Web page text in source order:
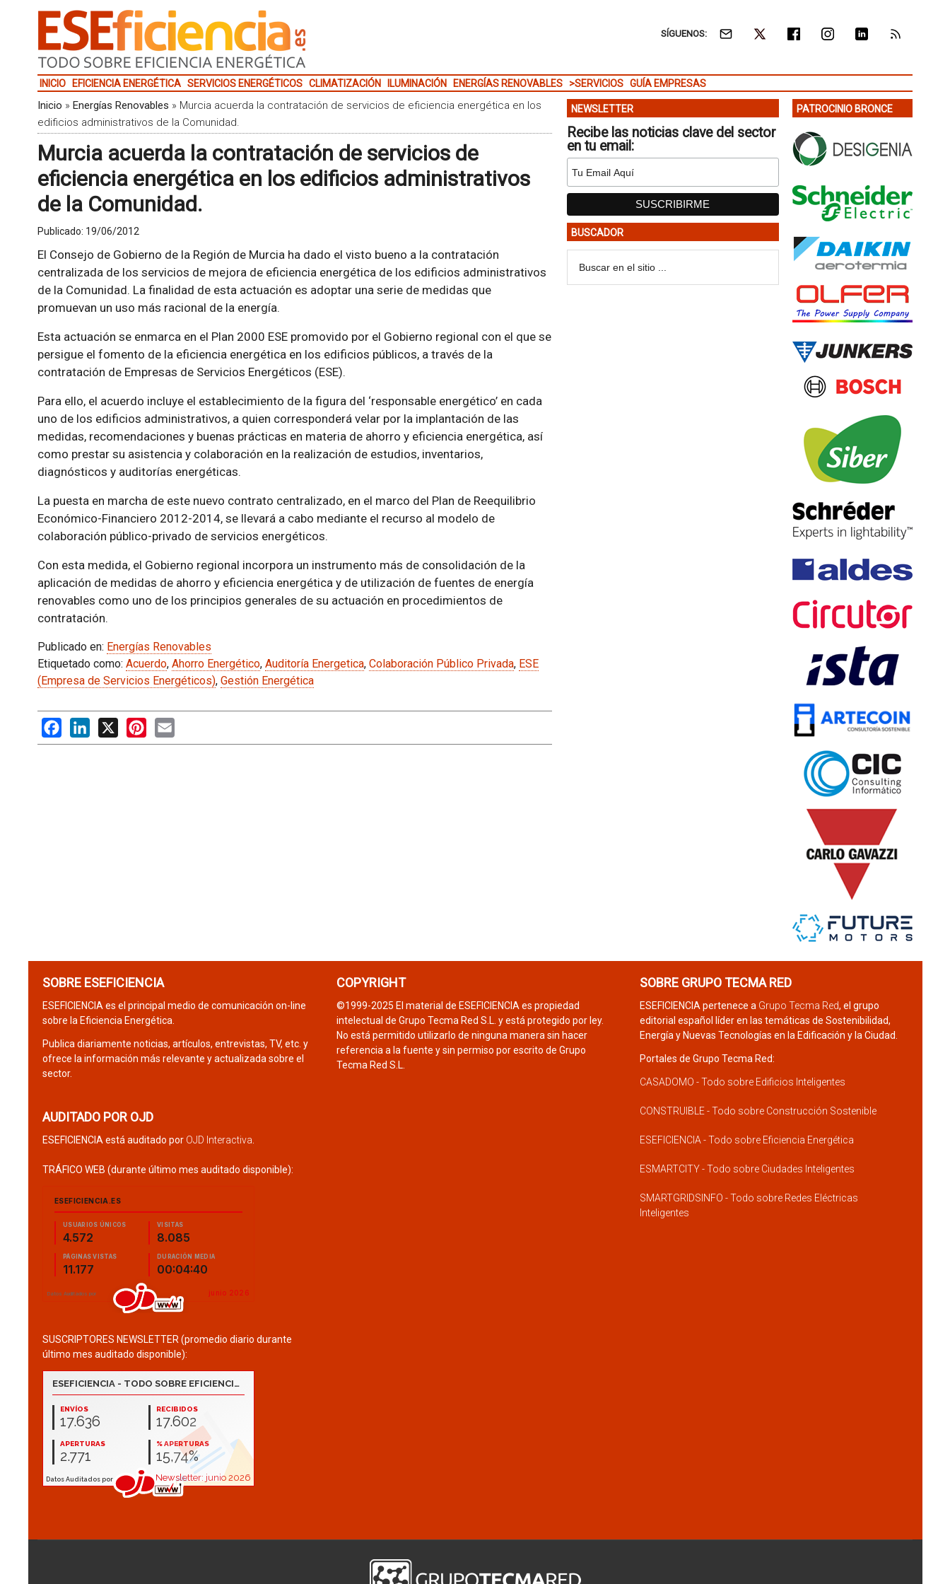
SÍGUENOS:
INICIO EFICIENCIA ENERGÉTICA SERVICIOS ENERGÉTICOS CLIMATIZACIÓN ILUMINACIÓN ENERGÍAS RENOVABLES >SERVICIOS GUÍA EMPRESAS
Inicio » Energías Renovables » Murcia acuerda la contratación de servicios de eficiencia energética en los
edificios administrativos de la Comunidad.
Murcia acuerda la contratación de servicios de
eficiencia energética en los edificios administrativos
de la Comunidad.
Publicado: 19/06/2012
El Consejo de Gobierno de la Región de Murcia ha dado el visto bueno a la contratación
centralizada de los servicios de mejora de eficiencia energética de los edificios administrativos
de la Comunidad. La finalidad de esta actuación es adoptar una serie de medidas que
promuevan un uso más racional de la energía.
Esta actuación se enmarca en el Plan 2000 ESE promovido por el Gobierno regional con el que se
persigue el fomento de la eficiencia energética en los edificios públicos, a través de la
contratación de Empresas de Servicios Energéticos (ESE).
Para ello, el acuerdo incluye el establecimiento de la figura del ‘responsable energético’ en cada
uno de los edificios administrativos, a quien corresponderá velar por la implantación de las
medidas, recomendaciones y buenas prácticas en materia de ahorro y eficiencia energética, así
como prestar su asistencia y colaboración en la realización de estudios, inventarios,
diagnósticos y auditorías energéticas.
La puesta en marcha de este nuevo contrato centralizado, en el marco del Plan de Reequilibrio
Económico-Financiero 2012-2014, se llevará a cabo mediante el recurso al modelo de
colaboración público-privado de servicios energéticos.
Con esta medida, el Gobierno regional incorpora un instrumento más de consolidación de la
aplicación de medidas de ahorro y eficiencia energética y de utilización de fuentes de energía
renovables como uno de los principios generales de su actuación en procedimientos de
contratación.
Publicado en: Energías Renovables
Etiquetado como: Acuerdo, Ahorro Energético, Auditoría Energetica, Colaboración Público Privada, ESE
(Empresa de Servicios Energéticos), Gestión Energética
FacebookLinkedIn
X PinterestEmail
NEWSLETTER
Recibe las noticias clave del sector
en tu email:
BUSCADOR
PATROCINIO BRONCE
SOBRE ESEFICIENCIA
ESEFICIENCIA es el principal medio de comunicación on-line
sobre la Eficiencia Energética.
Publica diariamente noticias, artículos, entrevistas, TV, etc. y
ofrece la información más relevante y actualizada sobre el
sector.
AUDITADO POR OJD
ESEFICIENCIA está auditado por OJD Interactiva
TRÁFICO WEB (durante último mes auditado disponible):
SUSCRIPTORES NEWSLETTER (promedio diario durante
último mes auditado disponible):
COPYRIGHT
©1999-2025 El material de ESEFICIENCIA es propiedad
intelectual de Grupo Tecma Red S.L. y está protegido por ley.
No está permitido utilizarlo de ninguna manera sin hacer
referencia a la fuente y sin permiso por escrito de Grupo
Tecma Red S.L.
SOBRE GRUPO TECMA RED
ESEFICIENCIA pertenece a Grupo Tecma Red, el grupo
editorial español líder en las temáticas de Sostenibilidad,
Energía y Nuevas Tecnologías en la Edificación y la Ciudad.
Portales de Grupo Tecma Red:
CASADOMO - Todo sobre Edificios Inteligentes
CONSTRUIBLE - Todo sobre Construcción Sostenible
ESEFICIENCIA - Todo sobre Eficiencia Energética
ESMARTCITY - Todo sobre Ciudades Inteligentes
SMARTGRIDSINFO - Todo sobre Redes Eléctricas
Inteligentes